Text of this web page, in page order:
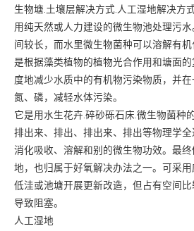
生物塘.土壤层解决方式.人工湿地解决方
用纯天然或人力建设的微生物池处理污
间较长，而水里微生物菌种可以溶解有
是根据藻类植物的植物光合作用和塘面
度地减少水质中的有机物污染物质，并
氮、磷，减轻水体污染。
它是用水生花卉.碎砂砾石床.微生物菌种
排出来、排出、排出来、排出等物理学
消化吸收、溶解和别的微生物功效。最
地，也归属于好氧解决办法之一。可采用
低洼或池塘开展更新改造，但占有空间
导致阻塞。
人工湿地